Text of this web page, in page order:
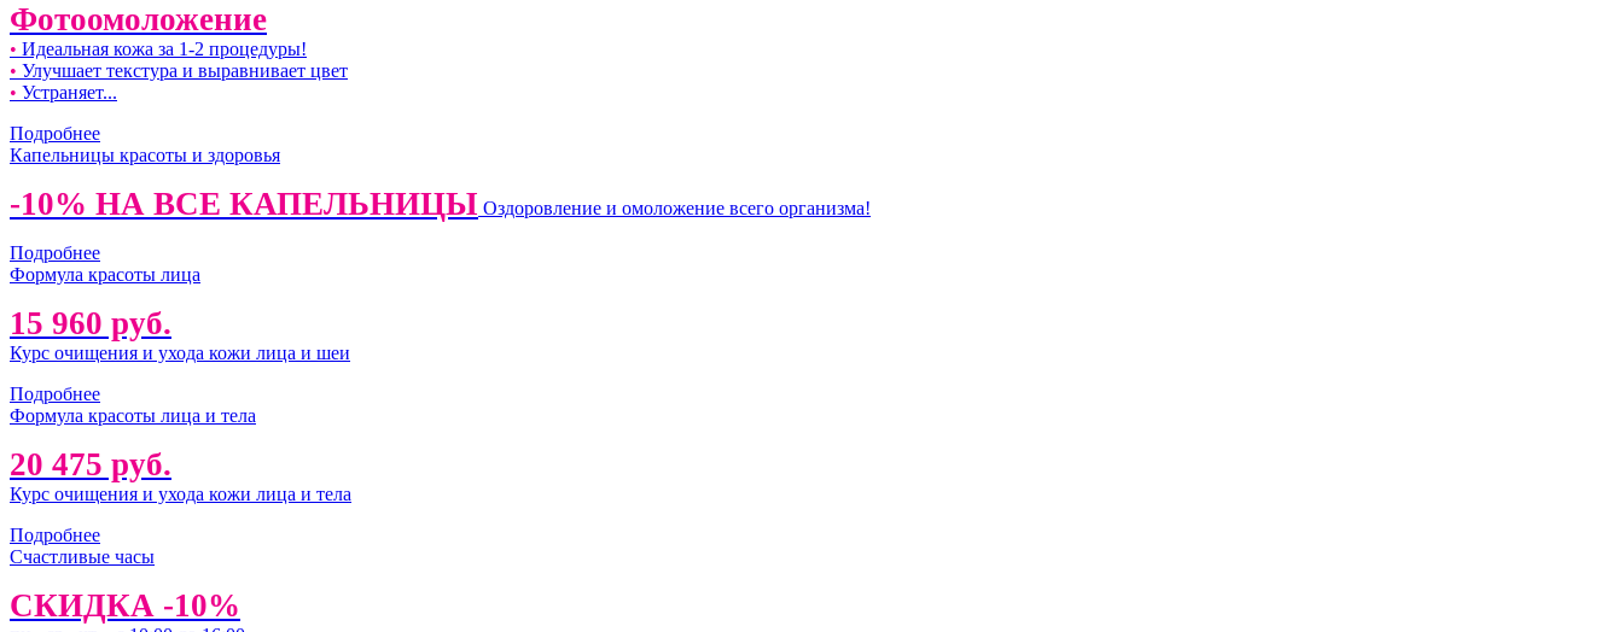
Фотоомоложение
• Идеальная кожа за 1-2 процедуры!
• Улучшает текстура и выравнивает цвет
• Устраняет...
Подробнее
Капельницы красоты и здоровья
-10% НА ВСЕ КАПЕЛЬНИЦЫ Оздоровление и омоложение всего организма!
Подробнее
Формула красоты лица
15 960 руб.
Курс очищения и ухода кожи лица и шеи
Подробнее
Формула красоты лица и тела
20 475 руб.
Курс очищения и ухода кожи лица и тела
Подробнее
Счастливые часы
СКИДКА -10%